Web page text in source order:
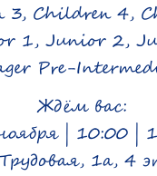
3, Children 4,
1, Junior 2,
Pre-
Ждём вас:
| 10:00 |
1а, 4